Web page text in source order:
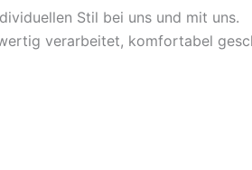
Stil bei uns und mit uns.
verarbeitet, komfortabel